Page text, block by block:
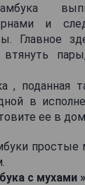
и
Главное
втянуть
, поданная
в
ее в
с мухами